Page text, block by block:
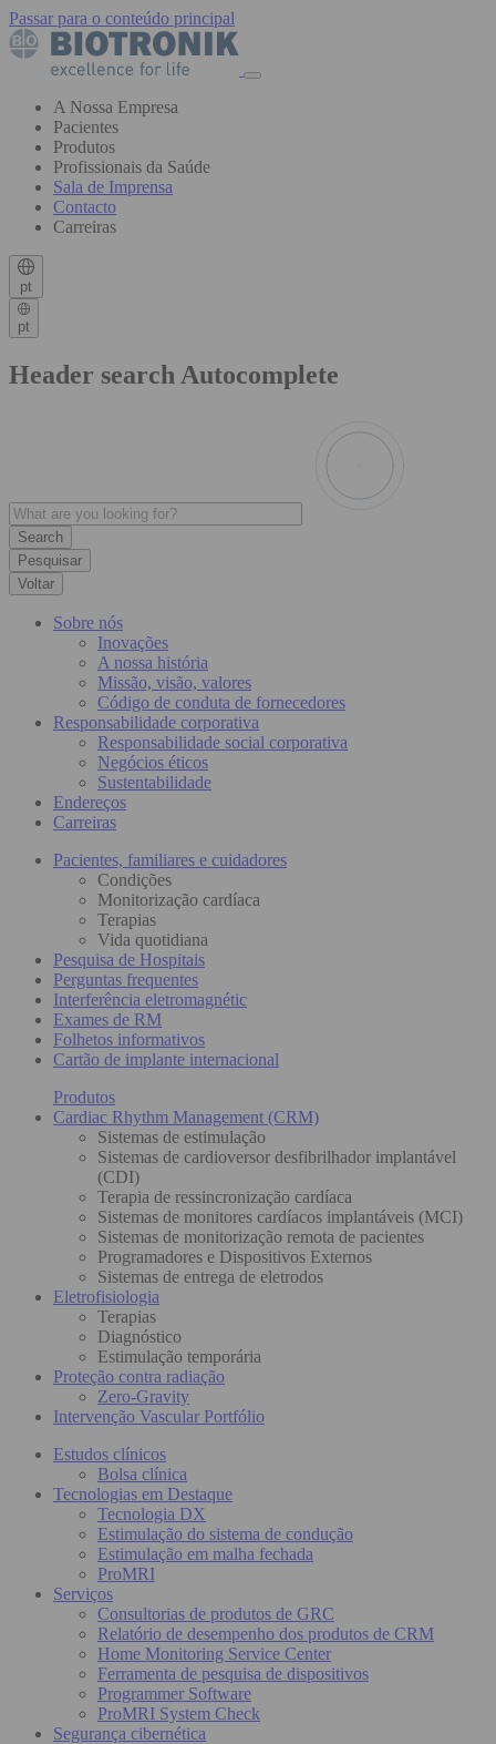
Passar para o conteúdo principal
A Nossa Empresa
Pacientes
Produtos
Profissionais da Saúde
Sala de Imprensa
Contacto
Carreiras
pt
pt
Header search Autocomplete
Pesquisar
Voltar
Sobre nós
Inovações
A nossa história
Missão, visão, valores
Código de conduta de fornecedores
Responsabilidade corporativa
Responsabilidade social corporativa
Negócios éticos
Sustentabilidade
Endereços
Carreiras
Pacientes, familiares e cuidadores
Condições
Monitorização cardíaca
Terapias
Vida quotidiana
Pesquisa de Hospitais
Perguntas frequentes
Interferência eletromagnétic
Exames de RM
Folhetos informativos
Cartão de implante internacional
Produtos
Cardiac Rhythm Management (CRM)
Sistemas de estimulação
Sistemas de cardioversor desfibrilhador implantável
(CDI)
Terapia de ressincronização cardíaca
Sistemas de monitores cardíacos implantáveis (MCI)
Sistemas de monitorização remota de pacientes
Programadores e Dispositivos Externos
Sistemas de entrega de eletrodos
Eletrofisiologia
Terapias
Diagnóstico
Estimulação temporária
Proteção contra radiação
Zero-Gravity
Intervenção Vascular Portfólio
Estudos clínicos
Bolsa clínica
Tecnologias em Destaque
Tecnologia DX
Estimulação do sistema de condução
Estimulação em malha fechada
ProMRI
Serviços
Consultorias de produtos de GRC
Relatório de desempenho dos produtos de CRM
Home Monitoring Service Center
Ferramenta de pesquisa de dispositivos
Programmer Software
ProMRI System Check
Segurança cibernética